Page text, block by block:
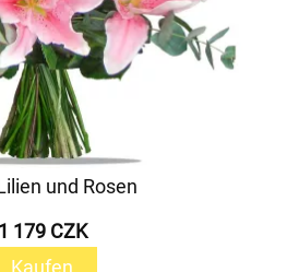
und Rosen
1 179 CZK
Kaufen